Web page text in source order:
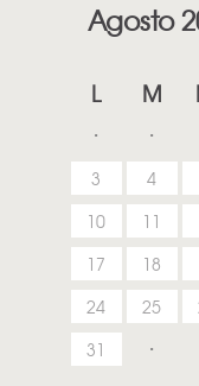
Agosto
L M
3
4
10 11
17
18
24
25
31